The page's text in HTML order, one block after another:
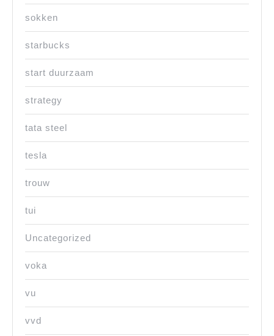
sokken
starbucks
start duurzaam
strategy
tata steel
tesla
trouw
tui
Uncategorized
voka
vu
vvd